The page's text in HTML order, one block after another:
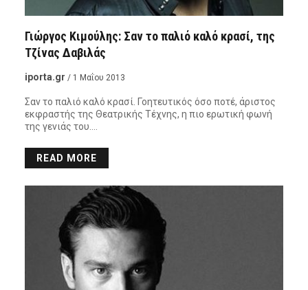
Γιώργος Κιμούλης: Σαν το παλιό καλό κρασί, της
Τζίνας Δαβιλάς
iporta.gr / 1 Μαΐου 2013
Σαν το παλιό καλό κρασί. Γοητευτικός όσο ποτέ, άριστος
εκφραστής της Θεατρικής Τέχνης, η πιο ερωτική φωνή
της γενιάς του….
READ MORE